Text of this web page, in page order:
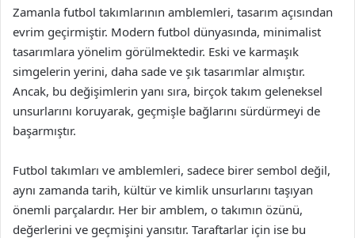
Zamanla futbol takımlarının amblemleri, tasarım açısından
evrim geçirmiştir. Modern futbol dünyasında, minimalist
tasarımlara yönelim görülmektedir. Eski ve karmaşık
simgelerin yerini, daha sade ve şık tasarımlar almıştır.
Ancak, bu değişimlerin yanı sıra, birçok takım geleneksel
unsurlarını koruyarak, geçmişle bağlarını sürdürmeyi de
başarmıştır.
Futbol takımları ve amblemleri, sadece birer sembol değil,
aynı zamanda tarih, kültür ve kimlik unsurlarını taşıyan
önemli parçalardır. Her bir amblem, o takımın özünü,
değerlerini ve geçmişini yansıtır. Taraftarlar için ise bu